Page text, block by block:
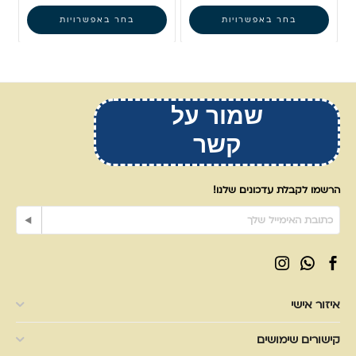
בחר באפשרויות בחר באפשרויות
שמור על
קשר
הרשמו לקבלת עדכונים שלנו!
איזור אישי
קישורים שימושים